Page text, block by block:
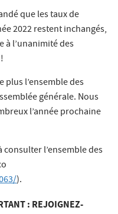
que les taux de
2022 restent inchangés,
l’unanimité des
plus l’ensemble des
générale. Nous
l’année prochaine
consulter l’ensemble des
).
: REJOIGNEZ-